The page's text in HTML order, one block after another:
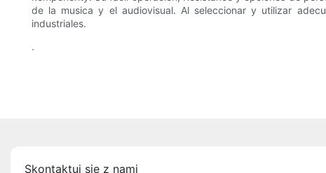
de la musica y el audiovisual. Al seleccionar y utilizar
industriales.
.
Skontaktuj się z nami